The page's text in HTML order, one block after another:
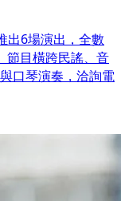
出6場演出，全數
節目橫跨民謠、音
口琴演奏，洽詢電